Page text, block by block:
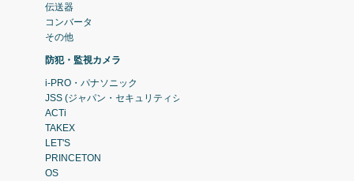
伝送器
コンバータ
その他
防犯・監視カメラ
i-PRO・パナソニック
JSS (ジャパン・セキュリティシステム)
ACTi
TAKEX
LET'S
PRINCETON
OS